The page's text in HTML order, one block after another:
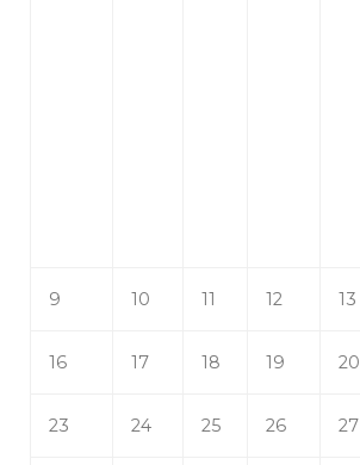
9 10 11 12 13
16 17 18 19 20
23 24 25 26 27